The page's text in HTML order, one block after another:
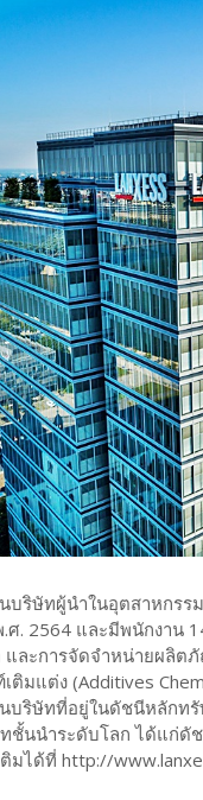
บริษัทผู้นำในอุตสาหกรร
ศ. 2564 และมีพนักงาน
ละการจัดจำหน่ายผลิต
มแต่ง (Additives
บริษัทที่อยู่ในดัชนีหลักท
นนำระดับโลก ได้แก่ดัช
มได้ที่ http://